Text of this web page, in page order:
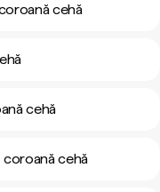
cehă
cehă
coroană cehă